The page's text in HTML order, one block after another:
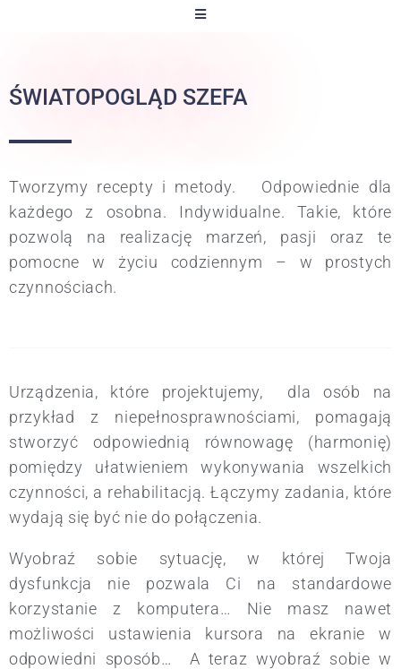
ŚWIATOPOGLĄD SZEFA
Tworzymy recepty i metody. Odpowiednie dla
każdego z osobna. Indywidualne. Takie, które
pozwolą na realizację marzeń, pasji oraz te
pomocne w życiu codziennym – w prostych
czynnościach.
Urządzenia, które projektujemy, dla osób na
przykład z niepełnosprawnościami, pomagają
stworzyć odpowiednią równowagę (harmonię)
pomiędzy ułatwieniem wykonywania wszelkich
czynności, a rehabilitacją. Łączymy zadania, które
wydają się być nie do połączenia.
Wyobraź sobie sytuację, w której Twoja
dysfunkcja nie pozwala Ci na standardowe
korzystanie z komputera… Nie masz nawet
możliwości ustawienia kursora na ekranie w
odpowiedni sposób… A teraz wyobraź sobie w